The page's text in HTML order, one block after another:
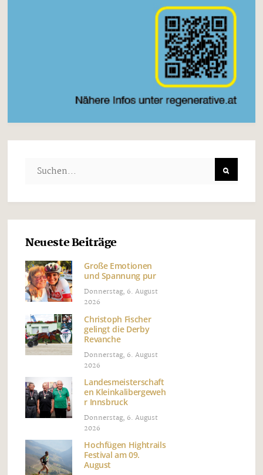
Neueste Beiträge
Große Emotionen
und Spannung pur
Donnerstag, 6. August
2026
Christoph Fischer
gelingt die Derby
Revanche
Donnerstag, 6. August
2026
Landesmeisterschaft
en Kleinkalibergeweh
r Innsbruck
Donnerstag, 6. August
2026
Hochfügen Hightrails
Festival am 09.
August